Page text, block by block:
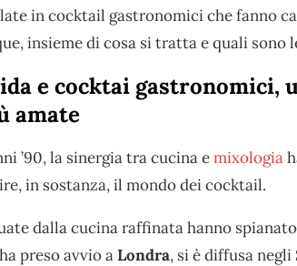
in cocktail gastronomici che fanno
insieme di cosa si tratta e quali sono
e cocktai gastronomici,
amate
’90, la sinergia tra cucina emixologia
in sostanza, il mondo dei cocktail.
dalla cucina raffinata hanno
preso avvio aLondra, si è diffusa